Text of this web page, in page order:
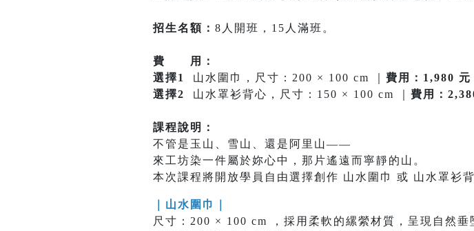
招生名額： 8人開班，15人滿班。
費 用：
選擇1
山水圍巾，尺寸：200 × 100 cm ｜ 費用：1,980 元
選擇2
山水罩衫背心，尺寸：150 × 100 cm ｜ 費用：
課程說明：
不管是玉山、雪山、還是阿里山——
來工坊染一件屬於妳心中，那片遙遠而寧靜的山。
本次課程將開放學員自由選擇創作 山水圍巾 或 山水罩衫背
｜山水圍巾｜
尺寸：200 × 100 cm ，採用柔軟的縲縈材質，呈現自然